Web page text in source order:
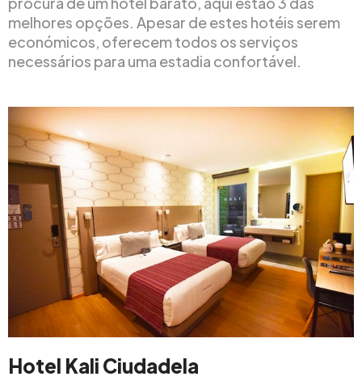
melhores opções. Apesar de estes hotéis serem
económicos, oferecem todos os serviços
necessários para uma estadia confortável.
Hotel Kali Ciudadela